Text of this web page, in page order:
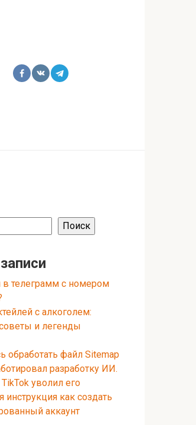
Поиск
в телеграмм с номером
с алкоголем:
и легенды
обработать файл Sitemap
разработку ИИ.
уволил его
инструкция как создать
аккаунт